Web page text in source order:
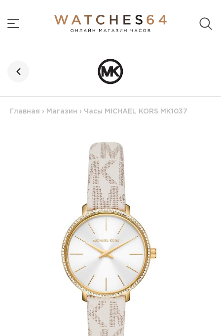
Главная › Магазин › Часы MICHAEL KORS MK1037